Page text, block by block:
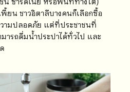
ยน ชาวอิตาลีบางคนก็เลือกซื้อ
ามปลอดภัย แต่ที่ประชาชนที่
ารถดื่มน้ำประปาได้ทั่วไป และ